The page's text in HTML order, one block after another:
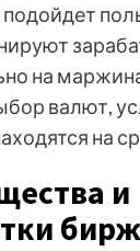
на
валют,
на
и